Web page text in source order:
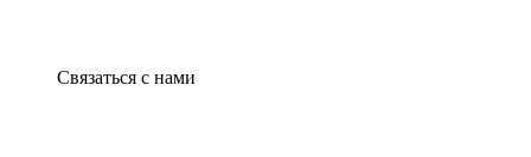
Связаться с нами